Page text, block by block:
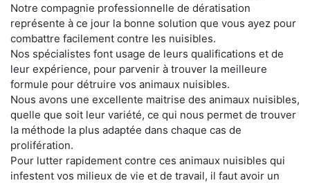
Notre compagnie professionnelle de dératisation
représente à ce jour la bonne solution que vous ayez pour
combattre facilement contre les nuisibles.
Nos spécialistes font usage de leurs qualifications et de
leur expérience, pour parvenir à trouver la meilleure
formule pour détruire vos animaux nuisibles.
Nous avons une excellente maitrise des animaux nuisibles,
quelle que soit leur variété, ce qui nous permet de trouver
la méthode la plus adaptée dans chaque cas de
prolifération.
Pour lutter rapidement contre ces animaux nuisibles qui
infestent vos milieux de vie et de travail, il faut avoir un